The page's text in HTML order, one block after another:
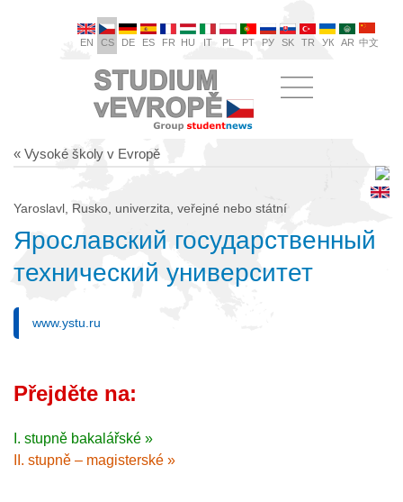
EN CS DE ES FR HU IT PL PT РУ SK TR УК AR 中文
« Vysoké školy v Evropě
Yaroslavl, Rusko, univerzita, veřejné nebo státní
Ярославский государственный
технический университет
www.ystu.ru
Přejděte na:
I. stupně bakalářské »
II. stupně – magisterské »